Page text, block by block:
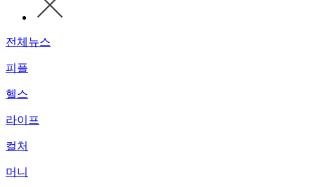
전체뉴스
피플
헬스
라이프
컬처
머니